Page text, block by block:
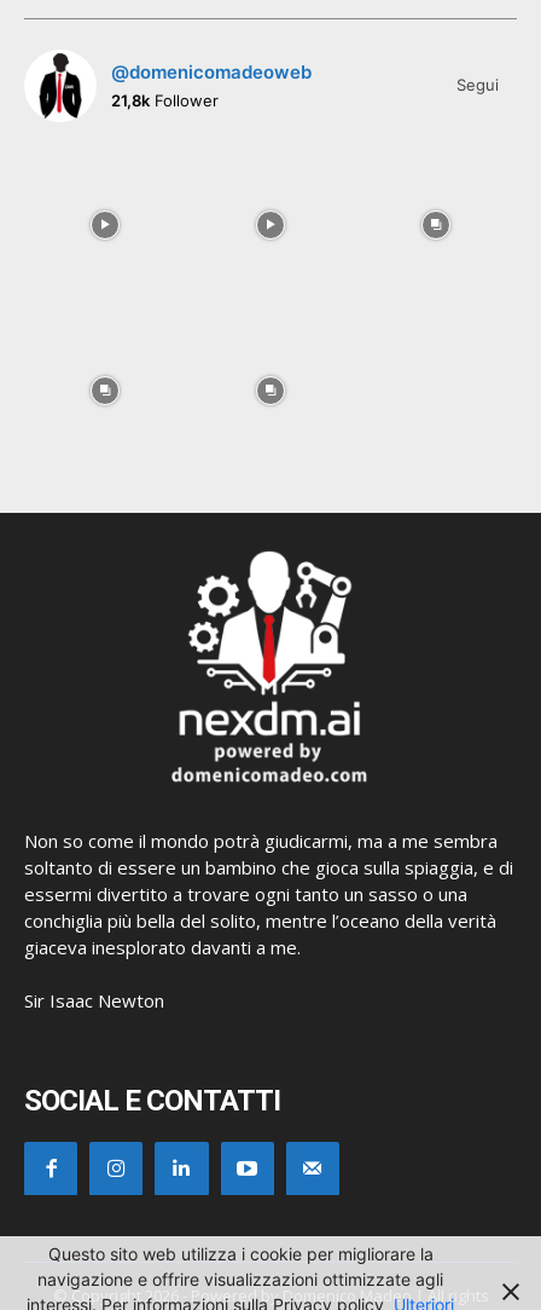
@domenicomadeoweb
21,8k Follower
Segui
Non so come il mondo potrà giudicarmi, ma a me sembra
soltanto di essere un bambino che gioca sulla spiaggia, e di
essermi divertito a trovare ogni tanto un sasso o una
conchiglia più bella del solito, mentre l’oceano della verità
giaceva inesplorato davanti a me.
Sir Isaac Newton
SOCIAL E CONTATTI
© Copyright 2026 - Powered by Domenico Madeo | All rights
Questo sito web utilizza i cookie per migliorare la
navigazione e offrire visualizzazioni ottimizzate agli
interessi. Per informazioni sulla Privacy policy Ulteriori